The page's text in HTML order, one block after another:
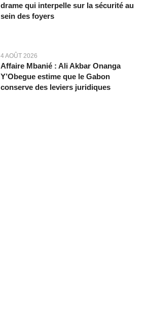
drame qui interpelle sur la sécurité au
sein des foyers
4 AOÛT 2026
Affaire Mbanié : Ali Akbar Onanga
Y’Obegue estime que le Gabon
conserve des leviers juridiques